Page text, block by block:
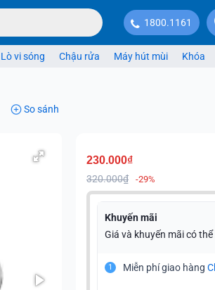
1800.1161
Lò vi sóng Chậu rửa Máy hút mùi Khóa
So sánh
230.000₫
320.000₫ -29%
Khuyến mãi
Giá và khuyến mãi có
1 Miễn phí giao hàng